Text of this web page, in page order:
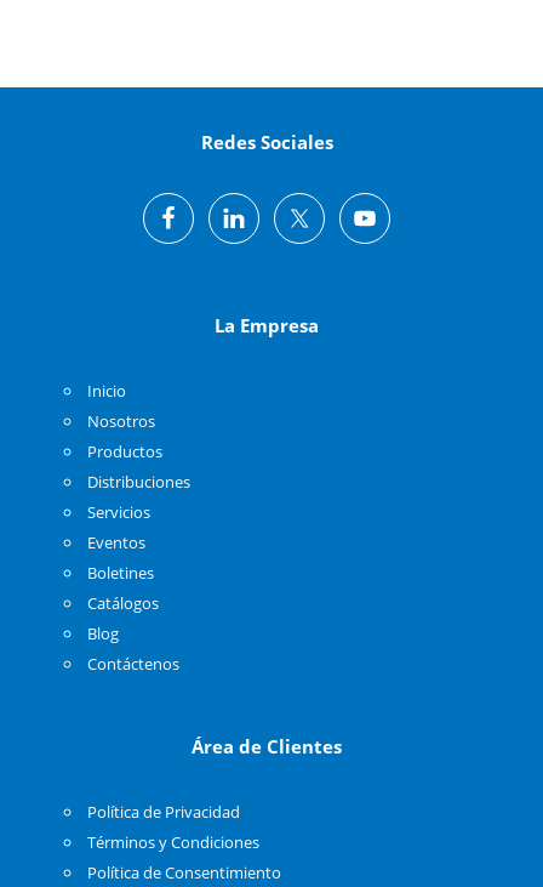
Redes Sociales
La Empresa
Inicio
Nosotros
Productos
Distribuciones
Servicios
Eventos
Boletines
Catálogos
Blog
Contáctenos
Área de Clientes
Política de Privacidad
Términos y Condiciones
Política de Consentimiento